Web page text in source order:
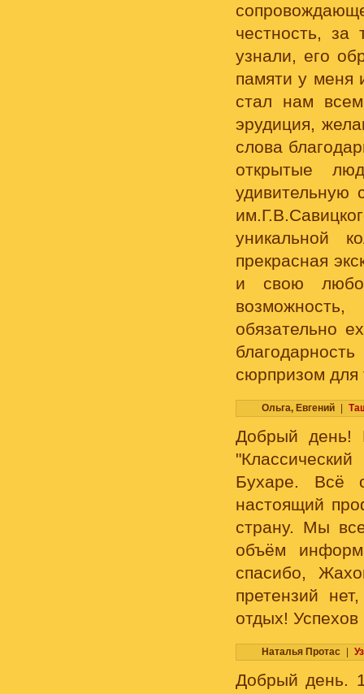
честность,
узнали, его
памяти у меня
стал нам
эрудиция,
слова
открытые
удивительную
уникальной
прекрасная
и свою
обязательно
сюрпризом для
Ольга, Евгений
Добрый день!
Бухаре. Всё
настоящий
страну. Мы
объём
спасибо,
претензий
отдых! Успехов
Наталья Протас
Добрый день.